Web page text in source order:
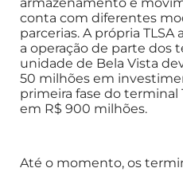
conta com diferentes
parcerias. A própria
a operação de parte dos
unidade de Bela Vista
50 milhões em
primeira fase do terminal
em R$ 900 milhões.
Até o momento, os